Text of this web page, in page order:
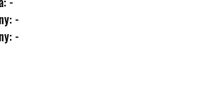
-
-